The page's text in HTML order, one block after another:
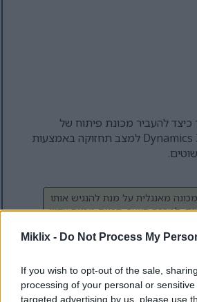
Miklix - Do Not Process My
If you wish to opt-out of the sale,
processing of your personal or
targeted advertising by us, please use
להעביר מכונת פיתוח של
Dynamics 365 for Operations למצב תחזוקה באמצעות
מאנגלית על מנת להנגיש אותו
למרבה הצער, תרגום מכונה עדיין
תוכל לצפות בגרסה האנגלית
Put Dynamics 365 FO
or Test into